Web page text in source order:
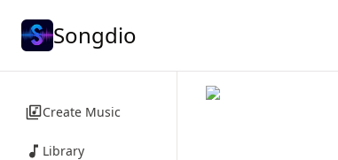
Songdio
Create Music
Library